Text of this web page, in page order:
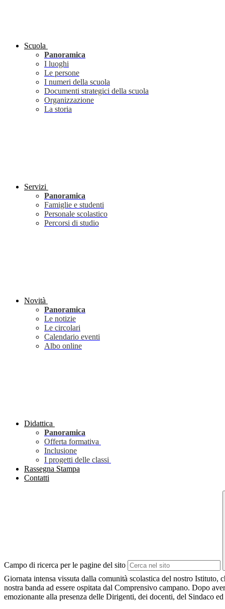
Scuola
Panoramica
I luoghi
Le persone
I numeri della scuola
Documenti strategici della scuola
Organizzazione
La storia
Servizi
Panoramica
Famiglie e studenti
Personale scolastico
Percorsi di studio
Novità
Panoramica
Le notizie
Le circolari
Calendario eventi
Albo online
Didattica
Panoramica
Offerta formativa
Inclusione
I progetti delle classi
Rassegna Stampa
Contatti
Campo di ricerca per le pagine del sito
Giornata intensa vissuta dalla comunità scolastica del nostro
nostra banda ad essere ospitata dal Comprensivo campano. Dopo
emozionante alla presenza delle Dirigenti, dei docenti, del Sindaco